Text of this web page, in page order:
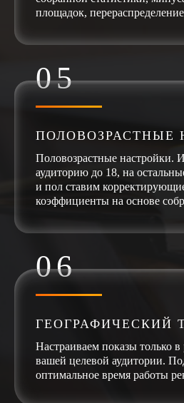
площадок,
ПОЛОВОЗРАСТНЫЕ
Половозрастные настройки.
аудиторию до 18, на
и пол ставим
коэффициенты на основе
ГЕОГРАФИЧЕСКИЙ
Настраиваем показы только
вашей целевой аудитории.
оптимальное время работы